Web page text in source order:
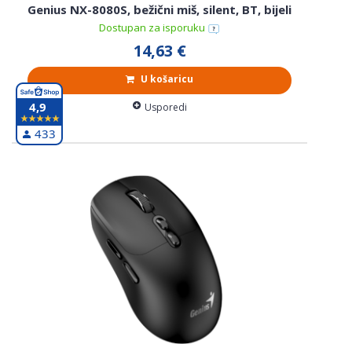
Genius NX-8080S, bežični miš, silent, BT, bijeli
Dostupan za isporuku
14,63 €
U košaricu
Usporedi
4,9
433